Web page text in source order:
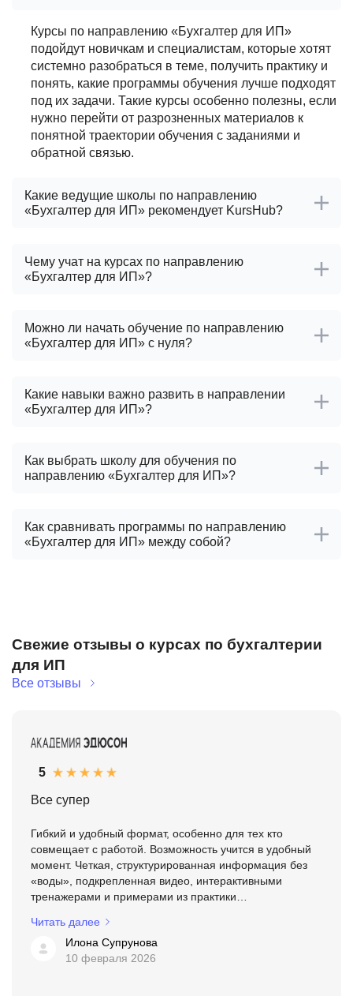
Курсы по направлению «Бухгалтер для ИП»
подойдут новичкам и специалистам, которые хотят
системно разобраться в теме, получить практику и
понять, какие программы обучения лучше подходят
под их задачи. Такие курсы особенно полезны, если
нужно перейти от разрозненных материалов к
понятной траектории обучения с заданиями и
обратной связью.
Какие ведущие школы по направлению
«Бухгалтер для ИП» рекомендует KursHub?
Чему учат на курсах по направлению
«Бухгалтер для ИП»?
Можно ли начать обучение по направлению
«Бухгалтер для ИП» с нуля?
Какие навыки важно развить в направлении
«Бухгалтер для ИП»?
Как выбрать школу для обучения по
направлению «Бухгалтер для ИП»?
Как сравнивать программы по направлению
«Бухгалтер для ИП» между собой?
Свежие отзывы о курсах по бухгалтерии
для ИП
Все отзывы
5
Все супер
Гибкий и удобный формат, особенно для тех кто
совмещает с работой. Возможность учится в удобный
момент. Четкая, структурированная информация без
«воды», подкрепленная видео, интерактивными
тренажерами и примерами из практики
Читать далее
Илона Супрунова
10 февраля 2026